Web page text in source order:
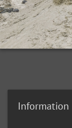
Information